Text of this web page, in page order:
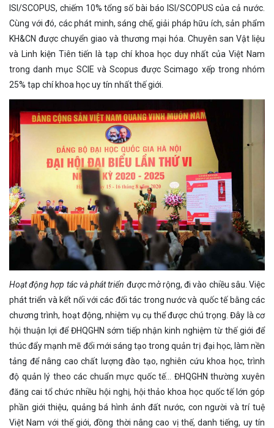
ISI/SCOPUS, chiếm 10% tổng số bài báo ISI/SCOPUS của cả nước.
Cùng với đó, các phát minh, sáng chế, giải pháp hữu ích, sản phẩm
KH&CN được chuyển giao và thương mại hóa. Chuyên san Vật liệu
và Linh kiện Tiên tiến là tạp chí khoa học duy nhất của Việt Nam
trong danh mục SCIE và Scopus được Scimago xếp trong nhóm
25% tạp chí khoa học uy tín nhất thế giới.
Hoạt động hợp tác và phát triển được mở rộng, đi vào chiều sâu. Việc
phát triển và kết nối với các đối tác trong nước và quốc tế bằng các
chương trình, hoạt động, nhiệm vụ cụ thể được chú trọng. Đây là cơ
hội thuận lợi để ĐHQGHN sớm tiếp nhận kinh nghiệm từ thế giới để
thúc đẩy mạnh mẽ đổi mới sáng tạo trong quản trị đại học, làm nền
tảng để nâng cao chất lượng đào tạo, nghiên cứu khoa học, trình
độ quản lý theo các chuẩn mực quốc tế… ĐHQGHN thường xuyên
đăng cai tổ chức nhiều hội nghị, hội thảo khoa học quốc tế lớn góp
phần giới thiệu, quảng bá hình ảnh đất nước, con người và trí tuệ
Việt Nam với thế giới, đồng thời nâng cao vị thế, danh tiếng, uy tín